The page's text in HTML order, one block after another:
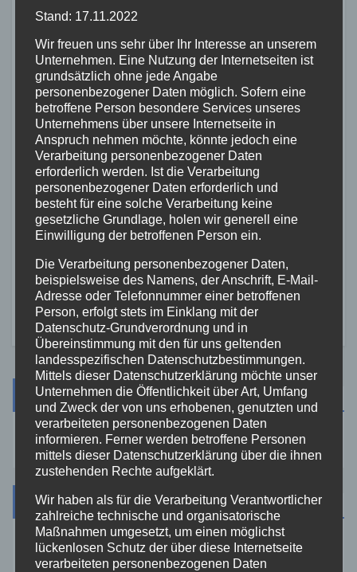
Rollerfahrer flüchten vor
Polizeikontrolle – 16-Jähriger
nach Verfolgung gestoppt
3. AUG. 2026
ALTENKIRCHEN FEUERWEHR POLIZEI
RETTUNGSDIENST
Rauchentwicklung hinter
leerstehendem Gebäude
sorgt für Feuerwehreinsatz
2. AUG. 2026
Suche
Kategorien
Aktuelles
Stand: 17.11.2022
Wir freuen uns sehr über Ihr Interesse an unserem
Unternehmen. Eine Nutzung der Internetseiten ist
grundsätzlich ohne jede Angabe
personenbezogener Daten möglich. Sofern eine
betroffene Person besondere Services unseres
Unternehmens über unsere Internetseite in
Anspruch nehmen möchte, könnte jedoch eine
Verarbeitung personenbezogener Daten
erforderlich werden. Ist die Verarbeitung
personenbezogener Daten erforderlich und
besteht für eine solche Verarbeitung keine
gesetzliche Grundlage, holen wir generell eine
Einwilligung der betroffenen Person ein.
Die Verarbeitung personenbezogener Daten,
beispielsweise des Namens, der Anschrift, E-Mail-
Adresse oder Telefonnummer einer betroffenen
Person, erfolgt stets im Einklang mit der
Datenschutz-Grundverordnung und in
Übereinstimmung mit den für uns geltenden
landesspezifischen Datenschutzbestimmungen.
Mittels dieser Datenschutzerklärung möchte unser
Unternehmen die Öffentlichkeit über Art, Umfang
und Zweck der von uns erhobenen, genutzten und
verarbeiteten personenbezogenen Daten
informieren. Ferner werden betroffene Personen
mittels dieser Datenschutzerklärung über die ihnen
zustehenden Rechte aufgeklärt.
Wir haben als für die Verarbeitung Verantwortlicher
zahlreiche technische und organisatorische
Maßnahmen umgesetzt, um einen möglichst
lückenlosen Schutz der über diese Internetseite
verarbeiteten personenbezogenen Daten